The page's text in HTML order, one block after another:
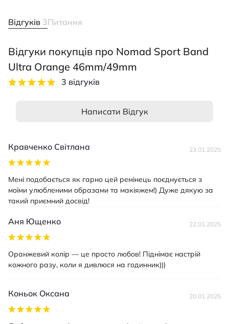
Відгуків 3Питання
Відгуки покупців про Nomad Sport Band
Ultra Orange 46mm/49mm
3 відгуків
Написати Відгук
Кравченко Світлана 23.01.2025
Мені подобається як гарно цей ремінець поєднується з
моїми улюбленими образами та макіяжем!) Дуже дякую за
такий приємний досвід!
Аня Ющенко 22.01.2025
Оранжевий колір — це просто любов! Піднімає настрій
кожного разу, коли я дивлюся на годинник)))
Коньок Оксана 20.01.2025